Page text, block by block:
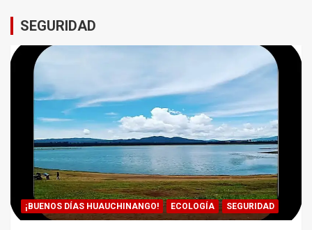
SEGURIDAD
¡BUENOS DÍAS HUAUCHINANGO! ECOLOGÍA SEGURIDAD